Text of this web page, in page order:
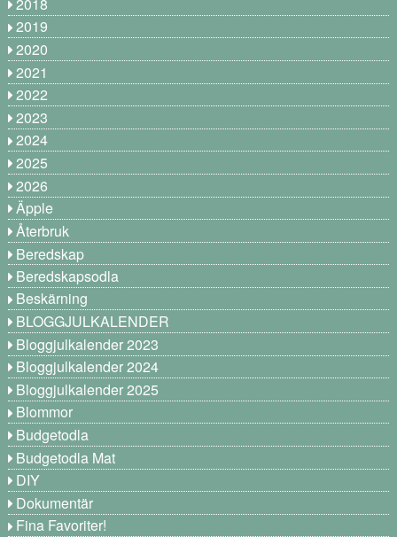
2019
2020
2021
2022
2023
2024
2025
2026
Äpple
Återbruk
Beredskap
Beredskapsodla
Beskärning
BLOGGJULKALENDER
Bloggjulkalender 2023
Bloggjulkalender 2024
Bloggjulkalender 2025
Blommor
Budgetodla
Budgetodla Mat
DIY
Dokumentär
Fina Favoriter!